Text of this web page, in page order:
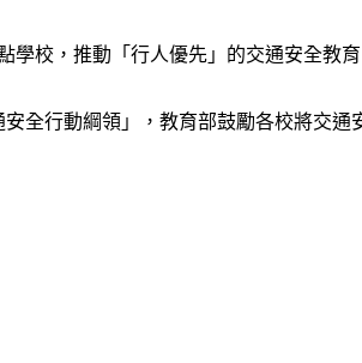
學校，推動「行人優先」的交通安全教
全行動綱領」，教育部鼓勵各校將交